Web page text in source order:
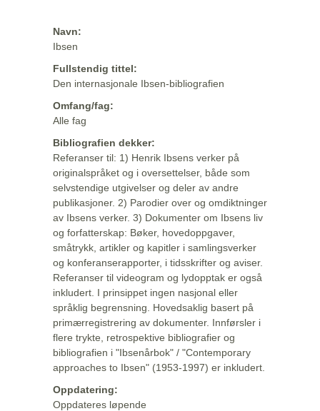
Navn:
Ibsen
Fullstendig tittel:
Den internasjonale Ibsen-bibliografien
Omfang/fag:
Alle fag
Bibliografien dekker:
Referanser til: 1) Henrik Ibsens verker på
originalspråket og i oversettelser, både som
selvstendige utgivelser og deler av andre
publikasjoner. 2) Parodier over og omdiktninger
av Ibsens verker. 3) Dokumenter om Ibsens liv
og forfatterskap: Bøker, hovedoppgaver,
småtrykk, artikler og kapitler i samlingsverker
og konferanserapporter, i tidsskrifter og aviser.
Referanser til videogram og lydopptak er også
inkludert. I prinsippet ingen nasjonal eller
språklig begrensning. Hovedsaklig basert på
primærregistrering av dokumenter. Innførsler i
flere trykte, retrospektive bibliografier og
bibliografien i "Ibsenårbok" / "Contemporary
approaches to Ibsen" (1953-1997) er inkludert.
Oppdatering:
Oppdateres løpende